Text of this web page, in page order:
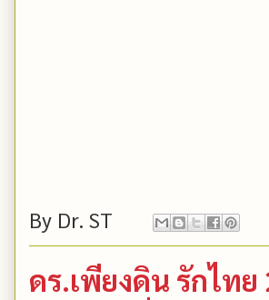
By Dr. ST
ดร.เพียงดิน รักไท